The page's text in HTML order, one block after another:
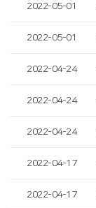
2022-05-01
2022-05-01
2022-04-24
2022-04-24
2022-04-24
2022-04-17
2022-04-17